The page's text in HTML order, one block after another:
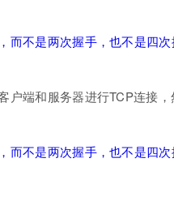
户端和服务器进行TCP连接